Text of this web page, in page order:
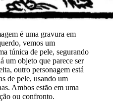
é uma gravura em
vemos um
túnica de pele, segurando
um objeto que parece ser
outro personagem está
de pele, usando um
Ambos estão em uma
ou confronto.